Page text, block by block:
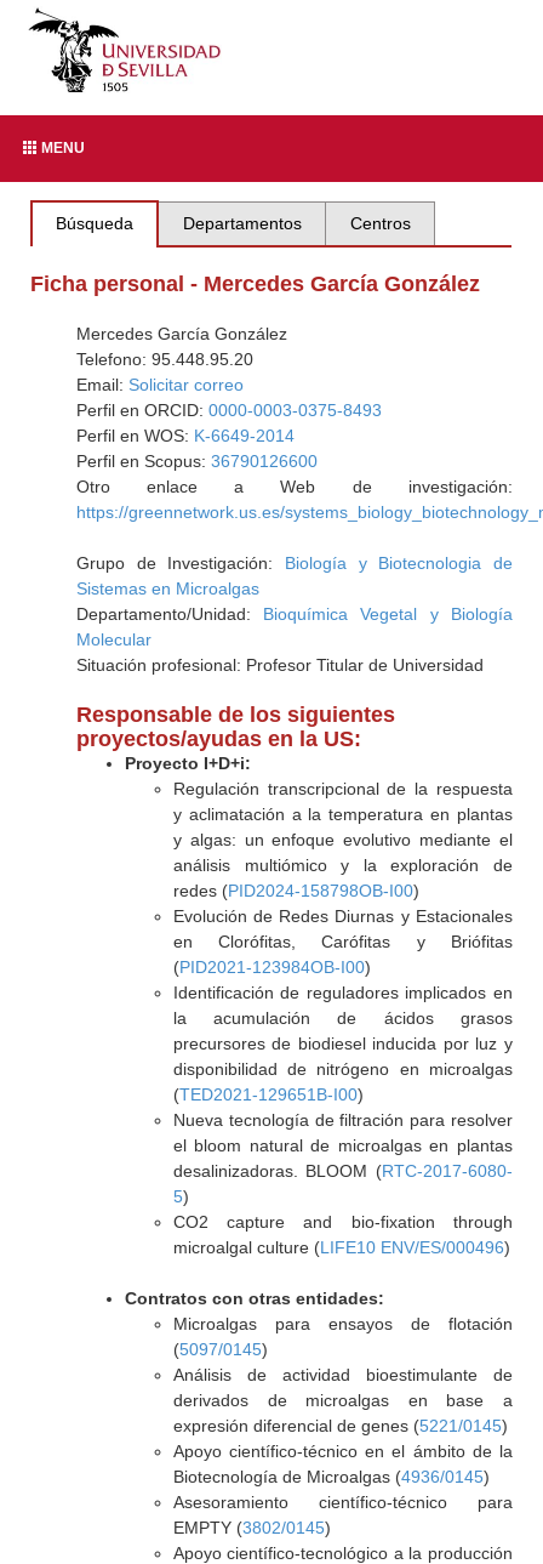
MENU
Búsqueda Departamentos Centros
Ficha personal - Mercedes García González
Mercedes García González
Telefono: 95.448.95.20
Email: Solicitar correo
Perfil en ORCID: 0000-0003-0375-8493
Perfil en WOS: K-6649-2014
Perfil en Scopus: 36790126600
Otro enlace a Web de investigación:
https://greennetwork.us.es/
Grupo de Investigación: Biología y Biotecnologia de
Sistemas en Microalgas
Departamento/Unidad: Bioquímica Vegetal y Biología
Molecular
Situación profesional: Profesor Titular de Universidad
Responsable de los siguientes
proyectos/ayudas en la US:
Proyecto I+D+i:
Regulación transcripcional de la respuesta
y aclimatación a la temperatura en plantas
y algas: un enfoque evolutivo mediante el
análisis multiómico y la exploración de
redes (PID2024-158798OB-I00)
Evolución de Redes Diurnas y Estacionales
en Clorófitas, Carófitas y Briófitas
(PID2021-123984OB-I00)
Identificación de reguladores implicados en
la acumulación de ácidos grasos
precursores de biodiesel inducida por luz y
disponibilidad de nitrógeno en microalgas
(TED2021-129651B-I00)
Nueva tecnología de filtración para resolver
el bloom natural de microalgas en plantas
desalinizadoras. BLOOM (RTC-2017-6080-
5)
CO2 capture and bio-fixation through
microalgal culture (LIFE10 ENV/ES/000496)
Contratos con otras entidades:
Microalgas para ensayos de flotación
(5097/0145)
Análisis de actividad bioestimulante de
derivados de microalgas en base a
expresión diferencial de genes (5221/0145)
Apoyo científico-técnico en el ámbito de la
Biotecnología de Microalgas (4936/0145)
Asesoramiento científico-técnico para
EMPTY (3802/0145)
Apoyo científico-tecnológico a la producción